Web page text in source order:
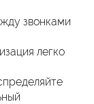
звонками
легко